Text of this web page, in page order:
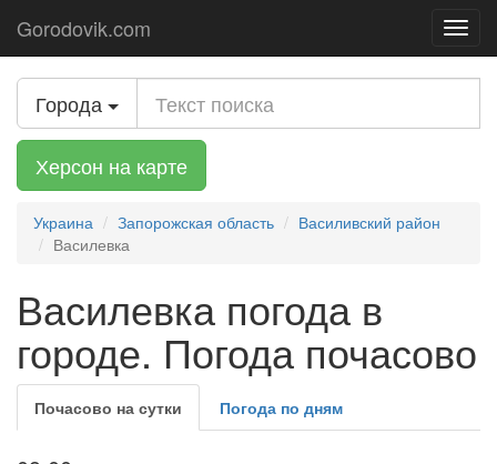
Gorodovik.com
Города
Херсон на карте
Украина Запорожская область
Василивский район
Василевка
Василевка погода в
городе. Погода почасово
Почасово на сутки Погода по дням